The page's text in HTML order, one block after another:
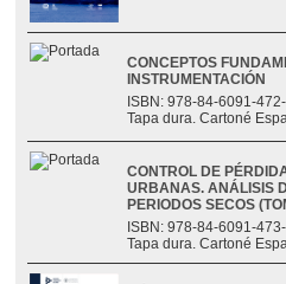
CONCEPTOS
INSTRUMENTACIÓN
ISBN: 978-84-6091-
Tapa dura. Cartoné
CONTROL DE
URBANAS. ANÁLISIS
PERIODOS SECOS
ISBN: 978-84-6091-
Tapa dura. Cartoné